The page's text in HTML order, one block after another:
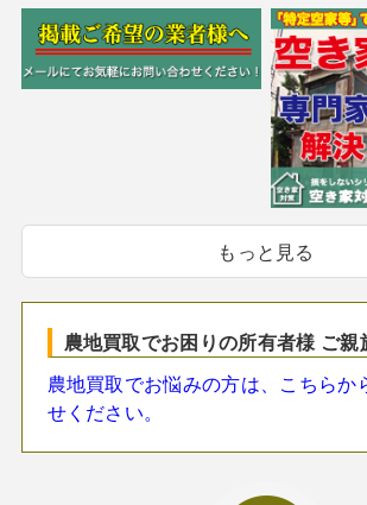
もっと見る
農地買取でお困りの所有者様 ご親
農地買取でお悩みの方は、こちらか
せください。